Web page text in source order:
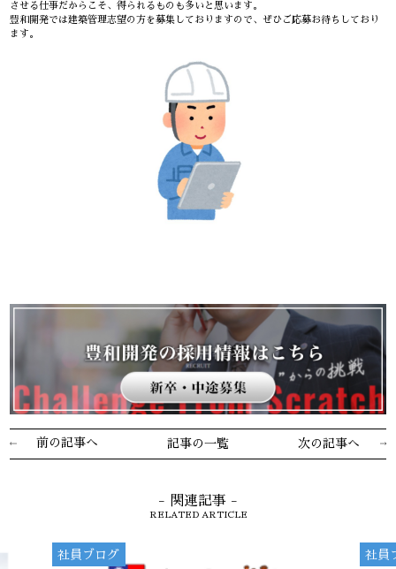
させる仕事だからこそ、得られるものも多いと思います。
豊和開発では建築管理志望の方を募集しておりますので、ぜひご応募お待ちしており
ます。
前の記事へ 記事の一覧 次の記事へ
- 関連記事 -
RELATED ARTICLE
社員ブログ 社員